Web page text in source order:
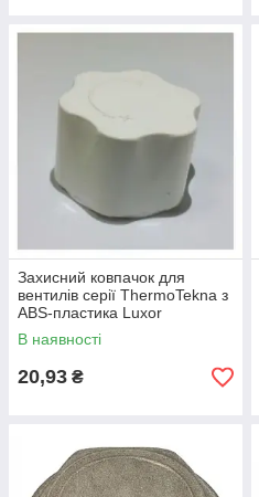
Захисний ковпачок для
вентилів серії ThermoTekna з
ABS-пластика Luxor
В наявності
20,93 ₴